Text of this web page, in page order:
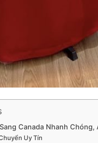
Canada Nhanh Chóng,
Uy Tín